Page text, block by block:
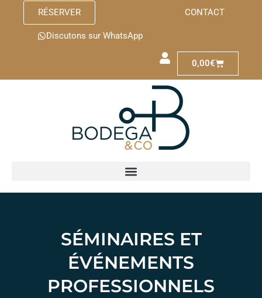
RÉSERVER CONTACT
Discutons sur WhatsApp
0,00€
SÉMINAIRES ET
ÉVÉNEMENTS
PROFESSIONNELS